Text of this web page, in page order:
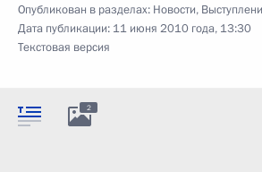
Опубликован в разделах: Новости,
Дата публикации: 11 июня 2010 года, 13:30
Текстовая версия
2